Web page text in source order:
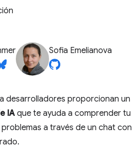
Sofia Emelianova
desarrolladores proporcionan un
IAque te ayuda a comprender tu
a través de un chat con